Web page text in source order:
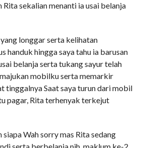
sekalian menanti ia usai belanja
longgar serta kelihatan
handuk hingga saya tahu ia barusan
belanja serta tukang sayur telah
mobilku serta memarkir
tinggalnya Saat saya turun dari mobil
pagar, Rita terhenyak terkejut
siapa Wah sorry mas Rita sedang